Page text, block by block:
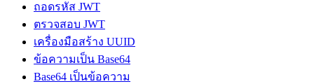
ถอดรหัส JWT
ตรวจสอบ JWT
เครื่องมือสร้าง UUID
ข้อความเป็น Base64
Base64 เป็นข้อความ